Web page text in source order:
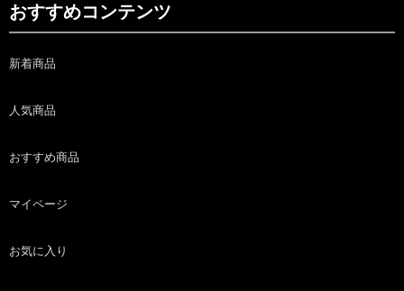
おすすめコンテンツ
新着商品
人気商品
おすすめ商品
マイページ
お気に入り